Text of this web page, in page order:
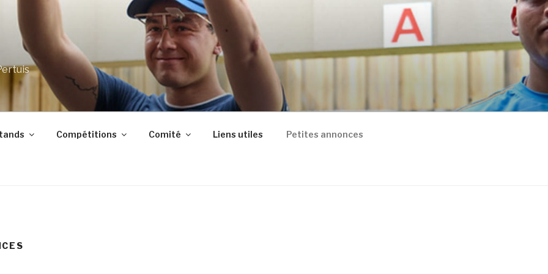
Compétitions Comité Liens utiles Petites annonces